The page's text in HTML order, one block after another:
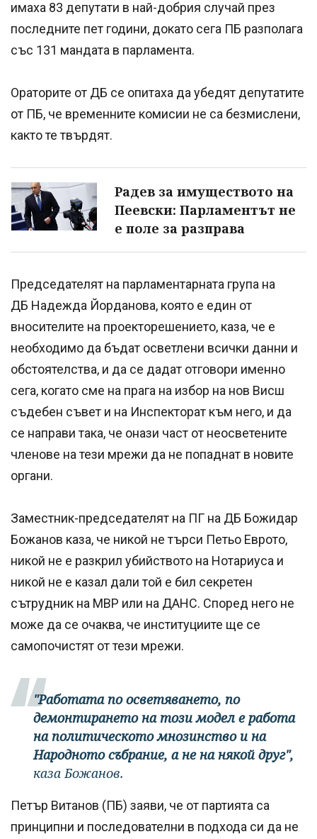
имаха 83 депутати в най-добрия случай през
последните пет години, докато сега ПБ разполага
със 131 мандата в парламента.
Ораторите от ДБ се опитаха да убедят депутатите
от ПБ, че временните комисии не са безмислени,
както те твърдят.
Радев за имуществото на
Пеевски: Парламентът не
е поле за разправа
Председателят на парламентарната група на
ДБ Надежда Йорданова, която е един от
вносителите на проекторешението, каза, че е
необходимо да бъдат осветлени всички данни и
обстоятелства, и да се дадат отговори именно
сега, когато сме на прага на избор на нов Висш
съдебен съвет и на Инспекторат към него, и да
се направи така, че онази част от неосветените
членове на тези мрежи да не попаднат в новите
органи.
Заместник-председателят на ПГ на ДБ Божидар
Божанов каза, че никой не търси Петьо Еврото,
никой не е разкрил убийството на Нотариуса и
никой не е казал дали той е бил секретен
сътрудник на МВР или на ДАНС. Според него не
може да се очаква, че институциите ще се
самопочистят от тези мрежи.
"Работата по осветяването, по
демонтирането на този модел е работа
на политическото мнозинство и на
Народното събрание, а не на някой друг",
каза Божанов.
Петър Витанов (ПБ) заяви, че от партията са
принципни и последователни в подхода си да не